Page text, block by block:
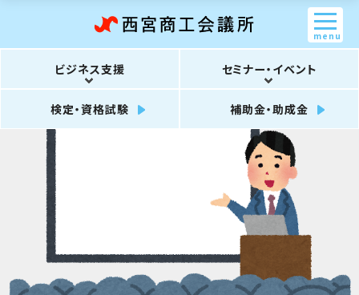
ビジネス支援 セミナー・イベント
検定・資格試験 補助金・助成金
menu